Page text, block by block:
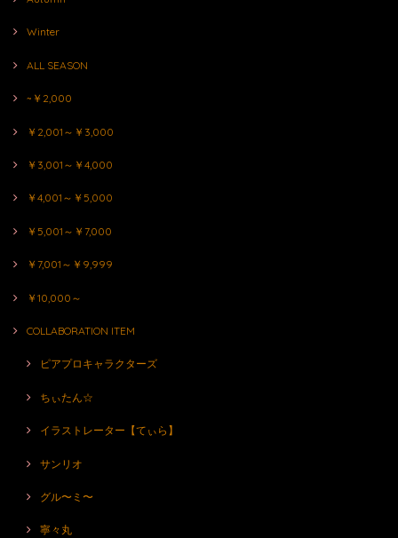
Winter
ALL SEASON
~￥2,000
￥2,001～￥3,000
￥3,001～￥4,000
￥4,001～￥5,000
￥5,001～￥7,000
￥7,001～￥9,999
￥10,000～
COLLABORATION ITEM
ピアプロキャラクターズ
ちぃたん☆
イラストレーター【てぃら】
サンリオ
グル〜ミ〜
寧々丸